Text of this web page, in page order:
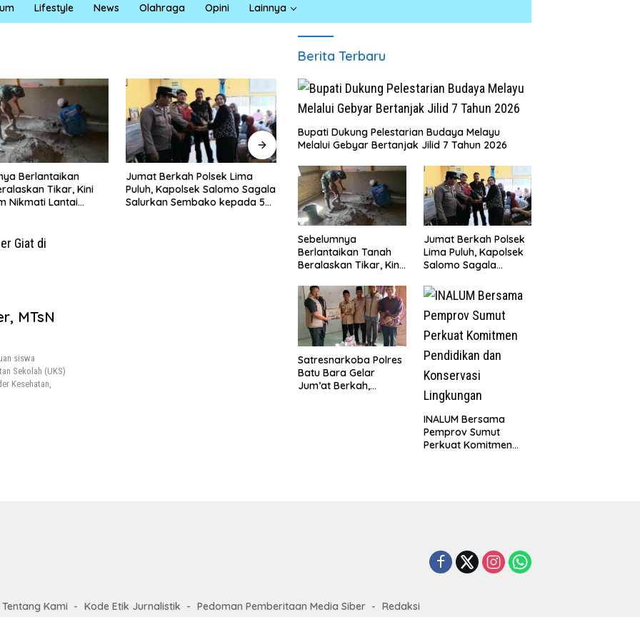
Lifestyle News Olahraga Opini Lainnya
Polsek Lima
Salomo Sagala
kepada 50
Satresnarkoba Polres Batu
Bara Gelar Jum’at Berkah,
Santuni Anak Yatim dan
INALUM Bersama Pemprov
Sumut Perkuat Komitmen
Pendidikan dan Konservasi
Lingkungan
Masyarakat Desa Kapal Merah
Terharu Melihat Satgas TMMD
Ke-129 Kodim 0208/Asahan
Bekerja Siang Malam Demi
Renovasi Mushollah Al Maghribi
MTsN
siswa
Sekolah (UKS)
Kesehatan,
Berita Terbaru
Bupati Dukung Pelestarian Budaya Melayu
Melalui Gebyar Bertanjak Jilid 7 Tahun 2026
Sebelumnya
Berlantaikan Tanah
Beralaskan Tikar, Kini
Lantai Rumah yang
Layak Berkat Satgas
TMMD Ke-129 Kodim
0208/Asahan
Jumat Berkah Polsek
Lima Puluh, Kapolsek
Salomo Sagala
kepada 50 Petani di
Simpang Gambus
Satresnarkoba Polres
Batu Bara Gelar
Jum’at Berkah,
INALUM Bersama
Pemprov Sumut
Perkuat Komitmen
Tentang Kami Kode Etik Jurnalistik Pedoman Pemberitaan Media Siber Redaksi